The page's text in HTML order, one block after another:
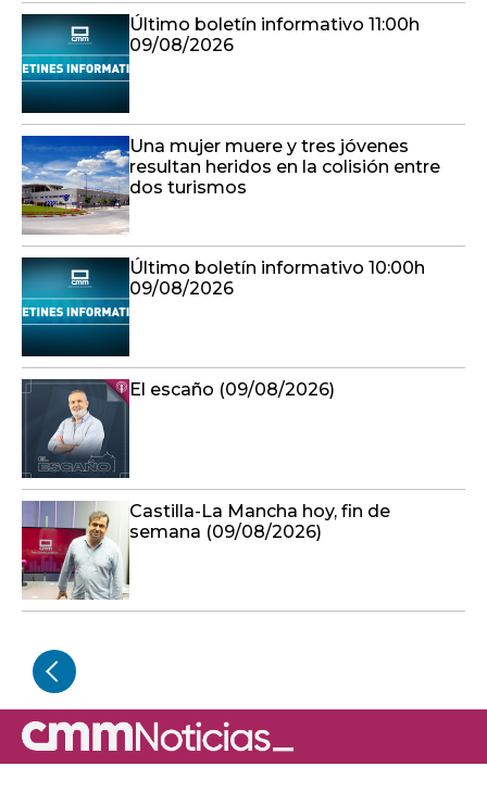
Último boletín informativo 11:00h
09/08/2026
Una mujer muere y tres jóvenes
resultan heridos en la colisión entre
dos turismos
Último boletín informativo 10:00h
09/08/2026
El escaño (09/08/2026)
Castilla-La Mancha hoy, fin de
semana (09/08/2026)